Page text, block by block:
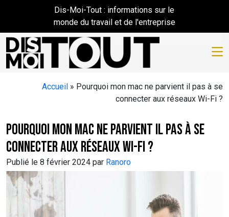
Skip to main contentDis-Moi-Tout : informations sur le
monde du travail et de l'entreprise
Accueil » Pourquoi mon mac ne parvient il pas à se
connecter aux réseaux Wi-Fi ?
Pourquoi mon mac ne parvient il pas à se
connecter aux réseaux Wi-Fi ?
Publié le 8 février 2024 par Ranoro